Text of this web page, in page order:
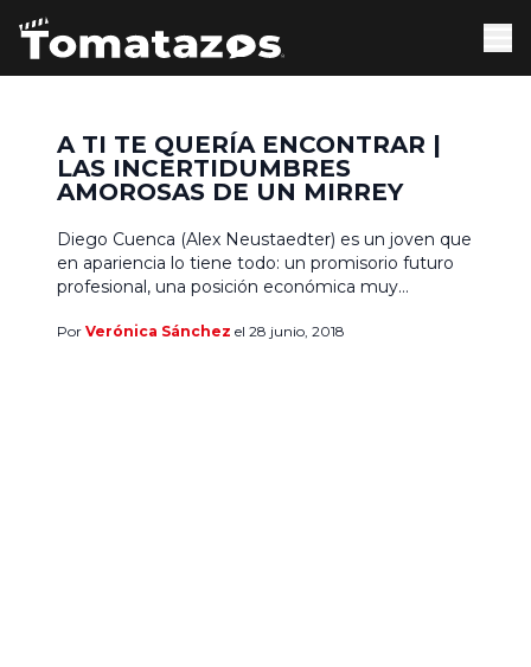
A TI TE QUERÍA ENCONTRAR |
LAS INCERTIDUMBRES
AMOROSAS DE UN MIRREY
Diego Cuenca (Alex Neustaedter) es un joven que
en apariencia lo tiene todo: un promisorio futuro
profesional, una posición económica muy
(Paulette Hernández), su novia de varios años. La
Por Verónica Sánchez el 28 junio, 2018